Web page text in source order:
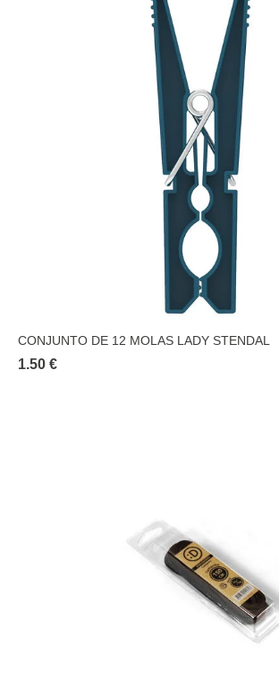
CONJUNTO DE 12 MOLAS LADY STENDAL
1.50 €